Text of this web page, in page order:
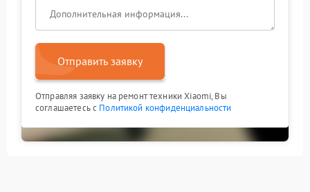
Отправить заявку
Отправляя заявку на ремонт техники Xiaomi, Вы
соглашаетесь с Политикой конфиденциальности